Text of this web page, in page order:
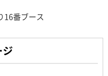
16番ブース